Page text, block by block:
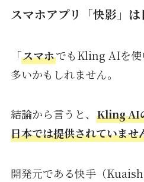
スマホアプリ「快影」
「スマホでもKling AIを使
多いかもしれません。
結論から言うと、 Kling AI
日本では提供されていませ
開発元である快手（